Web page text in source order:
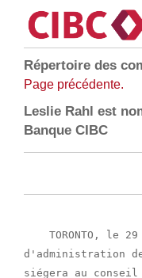
Répertoire des
Page précédente.
Leslie Rahl est
Banque CIBC
TORONTO, le
d'administration
siégera au conseil